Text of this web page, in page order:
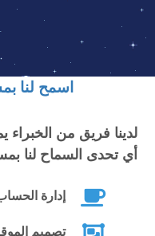
اسمح لنا
لدينا فريق من
أي تحدى السماح لنا
إدارة
تصميم